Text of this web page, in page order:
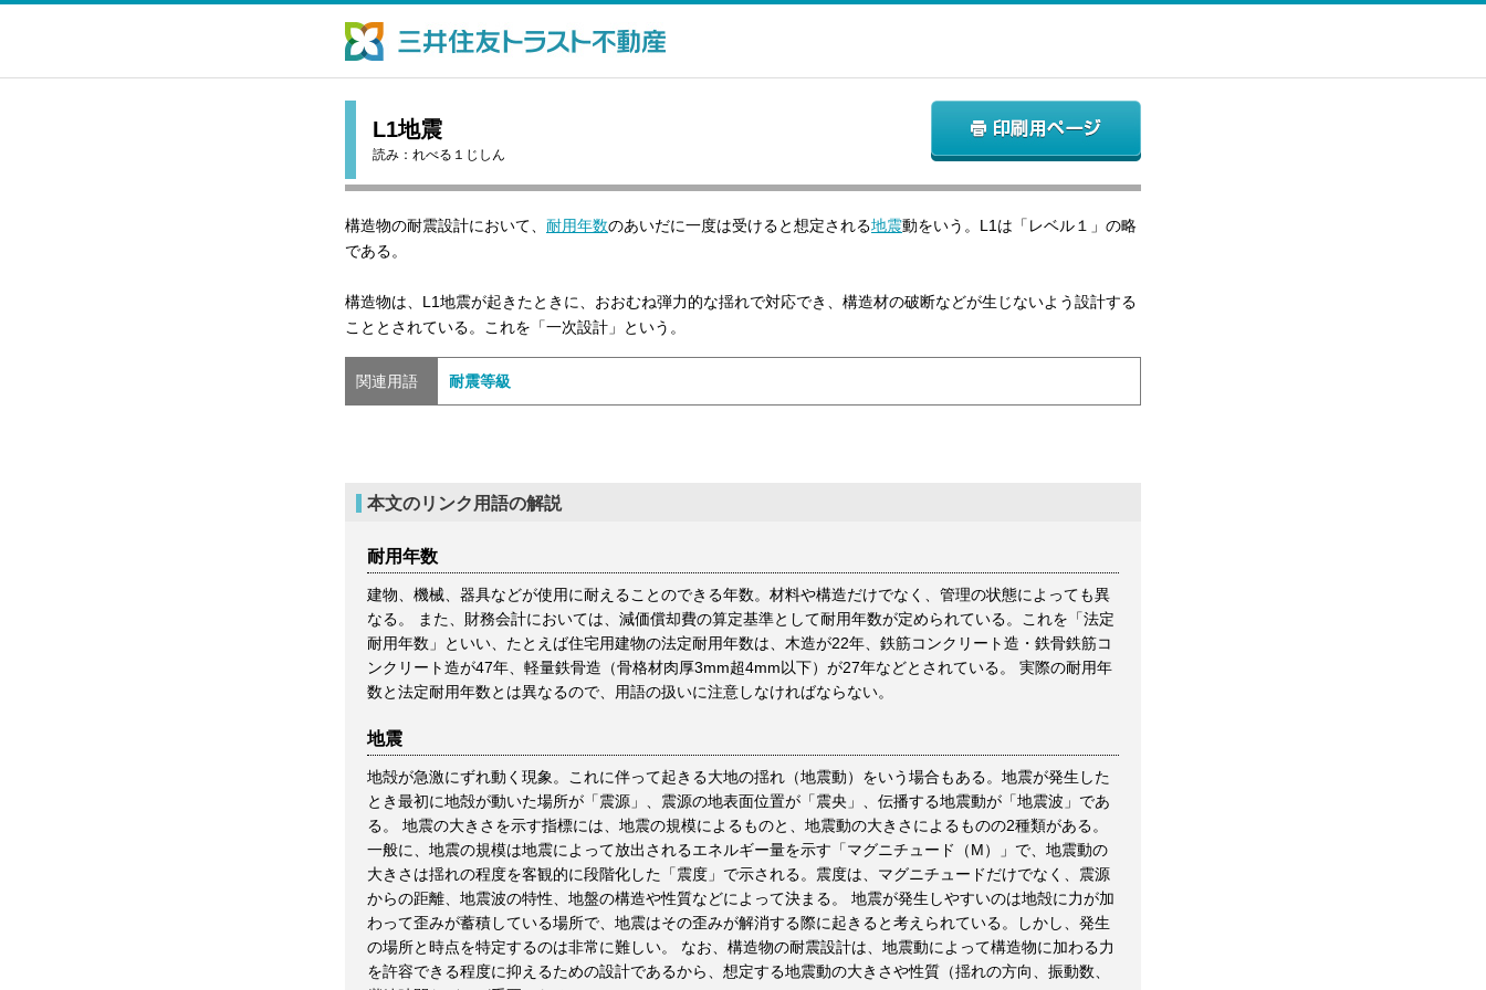
L1地震
読み： れべる１じしん
構造物の耐震設計において、 耐用年数のあいだに一度は受けると想定される地震動をいう。L1は「レベル１」の略
である。
構造物は、L1地震が起きたときに、おおむね弾力的な揺れで対応でき、構造材の破断などが生じないよう設計する
こととされている。これを「一次設計」という。
関連用語 耐震等級
本文のリンク用語の解説
耐用年数
建物、機械、器具などが使用に耐えることのできる年数。材料や構造だけでなく、管理の状態によっても異
なる。 また、財務会計においては、減価償却費の算定基準として耐用年数が定められている。これを「法定
耐用年数」といい、たとえば住宅用建物の法定耐用年数は、木造が22年、鉄筋コンクリート造・鉄骨鉄筋コ
ンクリート造が47年、軽量鉄骨造（骨格材肉厚3mm超4mm以下）が27年などとされている。 実際の耐用年
数と法定耐用年数とは異なるので、用語の扱いに注意しなければならない。
地震
地殻が急激にずれ動く現象。これに伴って起きる大地の揺れ（地震動）をいう場合もある。地震が発生した
とき最初に地殻が動いた場所が「震源」、震源の地表面位置が「震央」、伝播する地震動が「地震波」であ
る。 地震の大きさを示す指標には、地震の規模によるものと、地震動の大きさによるものの2種類がある。
一般に、地震の規模は地震によって放出されるエネルギー量を示す「マグニチュード（M）」で、地震動の
大きさは揺れの程度を客観的に段階化した「震度」で示される。震度は、マグニチュードだけでなく、震源
からの距離、地震波の特性、地盤の構造や性質などによって決まる。 地震が発生しやすいのは地殻に力が加
わって歪みが蓄積している場所で、地震はその歪みが解消する際に起きると考えられている。しかし、発生
の場所と時点を特定するのは非常に難しい。 なお、構造物の耐震設計は、地震動によって構造物に加わる力
を許容できる程度に抑えるための設計であるから、想定する地震動の大きさや性質（揺れの方向、振動数、